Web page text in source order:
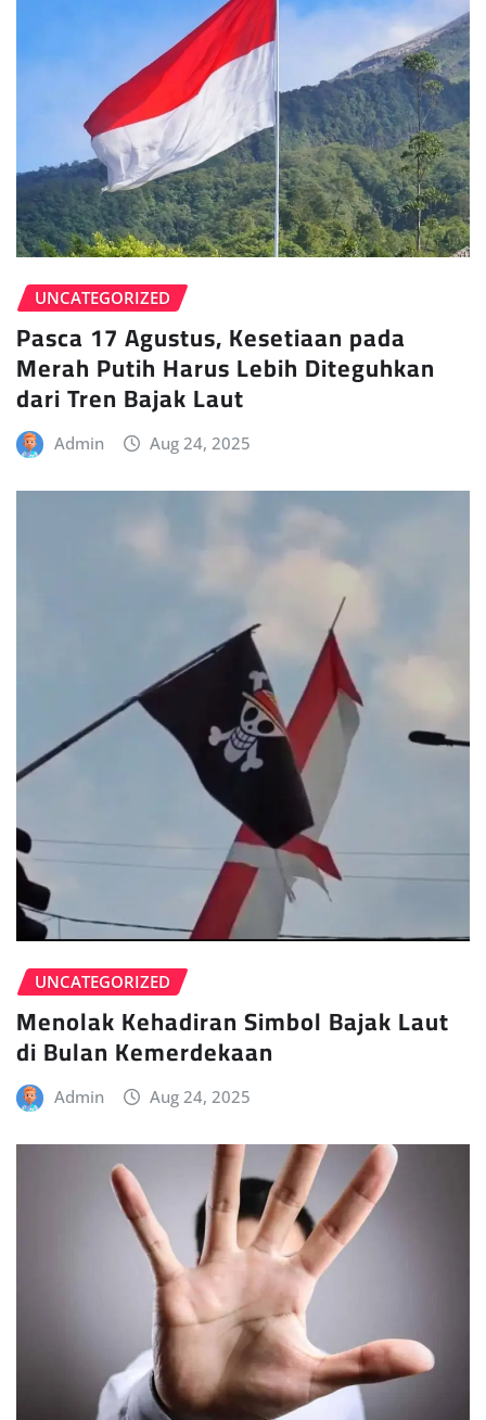
UNCATEGORIZED
Pasca 17 Agustus, Kesetiaan pada
Merah Putih Harus Lebih Diteguhkan
dari Tren Bajak Laut
Admin Aug 24, 2025
UNCATEGORIZED
Menolak Kehadiran Simbol Bajak Laut
di Bulan Kemerdekaan
Admin Aug 24, 2025